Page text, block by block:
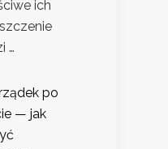
ich
…
po
— jak